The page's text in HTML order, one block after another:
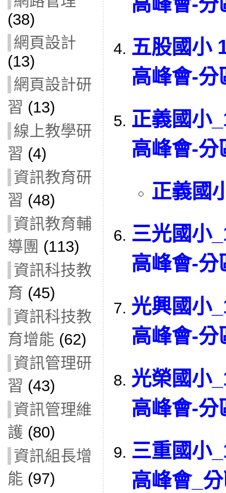
(38)
網頁設計
(13)
網頁設計研
習 (13)
線上教學研
習 (4)
資訊教育研
習 (48)
資訊教育輔
導團 (113)
資訊科技教
育 (45)
資訊科技教
育增能 (62)
資訊管理研
習 (43)
資訊管理維
護 (80)
資訊組長增
能 (97)
五股國小
高峰會-分
正義國小
高峰會-分
正義國
三光國小
高峰會-分
光興國小
高峰會-分
光榮國小
高峰會-分
三重國小
高峰會_